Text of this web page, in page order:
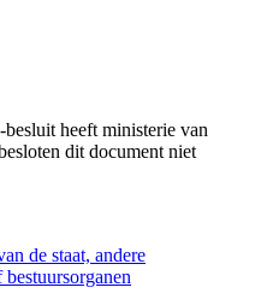
heeft ministerie van
dit document niet
de staat, andere